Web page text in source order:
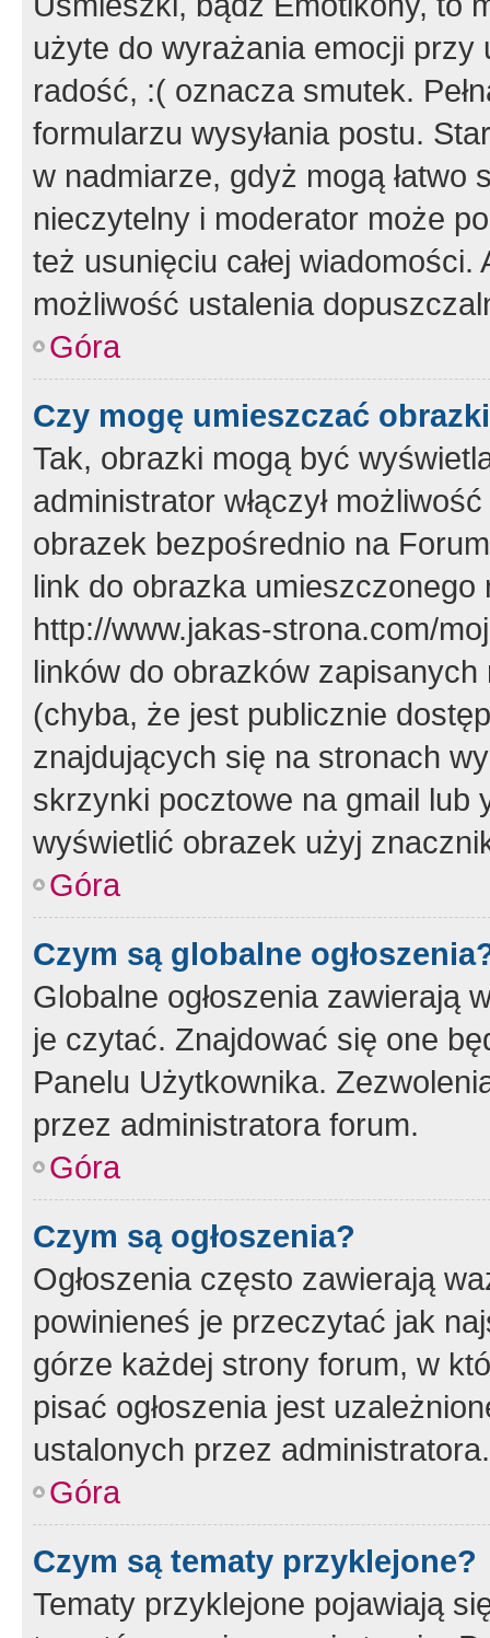
użyte do wyrażania emocji
radość, :( oznacza smutek.
formularzu wysyłania postu.
w nadmiarze, gdyż mogą
nieczytelny i moderator może
też usunięciu całej
możliwość ustalenia
Góra
Czy mogę umieszczać
Tak, obrazki mogą być
administrator włączył
obrazek bezpośrednio na
link do obrazka
http://www.jakas-strona.com/
linków do obrazków
(chyba, że jest publicznie
znajdujących się na stronach
skrzynki pocztowe na gmail lub
wyświetlić obrazek użyj
Góra
Czym są globalne
Globalne ogłoszenia zawierają
je czytać. Znajdować się one
Panelu Użytkownika.
przez administratora forum.
Góra
Czym są ogłoszenia?
Ogłoszenia często zawierają
powinieneś je przeczytać jak
górze każdej strony forum, w
pisać ogłoszenia jest
ustalonych przez administratora.
Góra
Czym są tematy przyklejone?
Tematy przyklejone pojawiają